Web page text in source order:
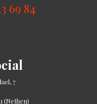
69 84
7
(Nethen)